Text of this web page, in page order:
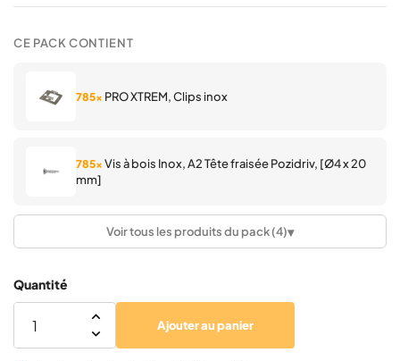
CE PACK CONTIENT
785× PRO XTREM, Clips inox
785×Vis à bois Inox, A2 Tête fraisée Pozidriv, [Ø4 x 20
mm]
PRO XTREM Chocolat, Lame composite
59×Lambourde Bois Pin, Autoclave classe IV, [H 45 x l
70 x L 2200 mm]
Voir tous les produits du pack (4)▾
Quantité
Ajouter au panier